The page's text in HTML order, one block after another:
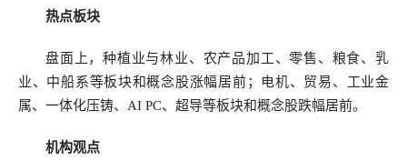
热点板块
盘面上，种植业与林业、农产品加工、零售、粮食、乳
业、中船系等板块和概念股涨幅居前；电机、贸易、工业金
属、一体化压铸、AI PC、超导等板块和概念股跌幅居前。
机构观点